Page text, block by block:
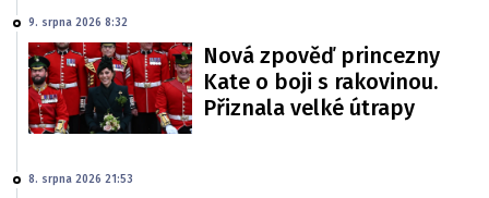
9. srpna 2026 8:32
Nová zpověď princezny
Kate o boji s rakovinou.
Přiznala velké útrapy
8. srpna 2026 21:53